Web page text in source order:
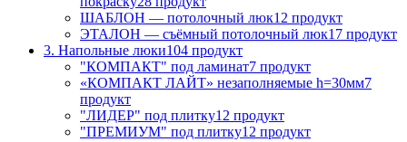
ШАБЛОН — потолочный люк12 продукт
ЭТАЛОН — съёмный потолочный люк17 продукт
3. Напольные люки104 продукт
"КОМПАКТ" под ламинат7 продукт
«КОМПАКТ ЛАЙТ» незаполняемые h=30мм7
продукт
"ЛИДЕР" под плитку12 продукт
"ПРЕМИУМ" под плитку12 продукт